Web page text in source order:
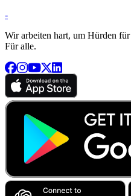
-
Wir arbeiten hart, um Hürden
Für alle.